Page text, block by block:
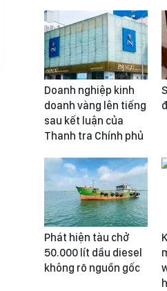
Doanh nghiệp kinh
doanh vàng lên tiếng
sau kết luận của
Thanh tra Chính phủ
Phát hiện tàu chở
50.000 lít dầu diesel
không rõ nguồn gốc